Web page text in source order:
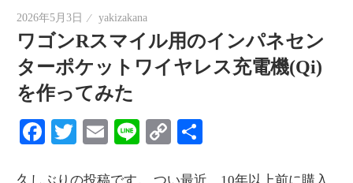
を
世
界
へ
発
信
2026年5月3日 yakizakana
ワゴンRスマイル用のインパネセン
ターポケットワイヤレス充電機(Qi)
を作ってみた
Facebook
Twitter
EmailLineCopy
久しぶりの投稿です。 つい最近、10年以上前に購入